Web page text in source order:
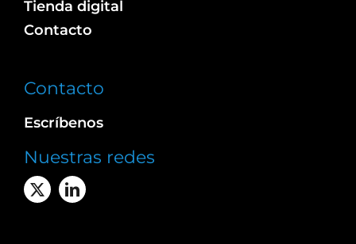
Tienda digital
Contacto
Contacto
Escríbenos
Nuestras redes